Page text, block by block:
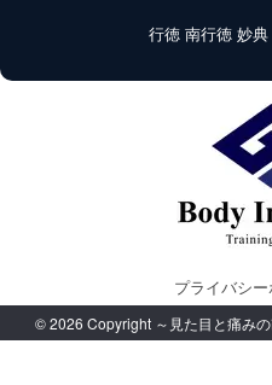
行徳 南行徳 妙典
プライバシ
© 2026 Copyright ～見た目と痛み